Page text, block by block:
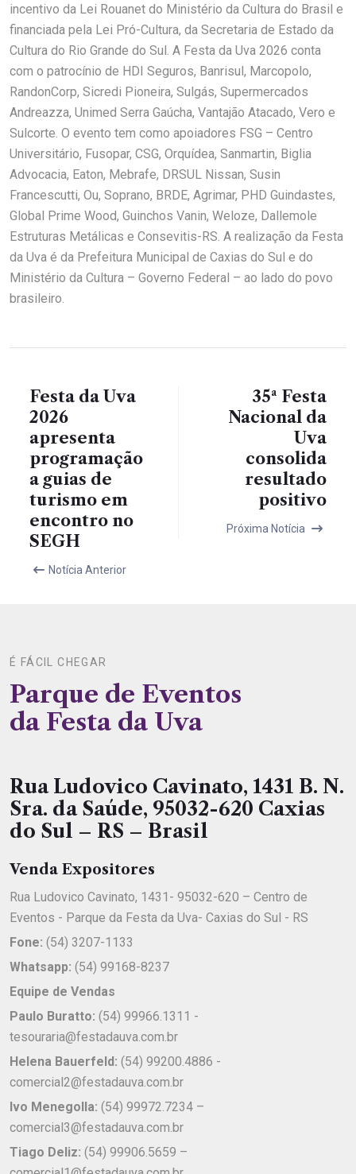
incentivo da Lei Rouanet do Ministério da Cultura do Brasil e
financiada pela Lei Pró-Cultura, da Secretaria de Estado da
Cultura do Rio Grande do Sul. A Festa da Uva 2026 conta
com o patrocínio de HDI Seguros, Banrisul, Marcopolo,
RandonCorp, Sicredi Pioneira, Sulgás, Supermercados
Andreazza, Unimed Serra Gaúcha, Vantajão Atacado, Vero e
Sulcorte. O evento tem como apoiadores FSG – Centro
Universitário, Fusopar, CSG, Orquídea, Sanmartin, Biglia
Advocacia, Eaton, Mebrafe, DRSUL Nissan, Susin
Francescutti, Ou, Soprano, BRDE, Agrimar, PHD Guindastes,
Global Prime Wood, Guinchos Vanin, Weloze, Dallemole
Estruturas Metálicas e Consevitis-RS. A realização da Festa
da Uva é da Prefeitura Municipal de Caxias do Sul e do
Ministério da Cultura – Governo Federal – ao lado do povo
brasileiro.
Festa da Uva
2026
apresenta
programação
a guias de
turismo em
encontro no
SEGH
Notícia Anterior
35ª Festa
Nacional da
Uva
consolida
resultado
positivo
Próxima Notícia
É FÁCIL CHEGAR
Parque de Eventos
da Festa da Uva
Rua Ludovico Cavinato, 1431 B. N.
Sra. da Saúde, 95032-620 Caxias
do Sul – RS – Brasil
Venda Expositores
Rua Ludovico Cavinato, 1431- 95032-620 – Centro de
Eventos - Parque da Festa da Uva- Caxias do Sul - RS
Fone: (54) 3207-1133
Whatsapp: (54) 99168-8237
Equipe de Vendas
Paulo Buratto: (54) 99966.1311 -
tesouraria@festadauva.com.br
Helena Bauerfeld: (54) 99200.4886 -
comercial2@festadauva.com.br
Ivo Menegolla: (54) 99972.7234 –
comercial3@festadauva.com.br
Tiago Deliz: (54) 99906.5659 –